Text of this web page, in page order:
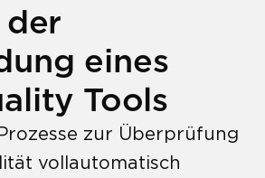
eines
Tools
zur Überprüfung
vollautomatisch